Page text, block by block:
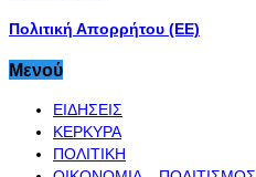
Πολιτική Απορρήτου (ΕΕ)
Μενού
ΕΙΔΗΣΕΙΣ
ΚΕΡΚΥΡΑ
ΠΟΛΙΤΙΚΗ